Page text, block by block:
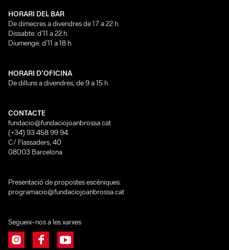
HORARI DEL BAR
De dimecres a divendres de 17 a 22 h.
Dissabte: d’11 a 22 h.
Diumenge: d’11 a 18 h.
HORARI D’OFICINA
De dilluns a divendres, de 9 a 15 h.
CONTACTE
fundacio@fundaciojoanbrossa.cat
(+34) 93 458 99 94
C/ Flassaders, 40
08003 Barcelona
Presentació de propostes escèniques:
programacio@fundaciojoanbrossa.cat
Segueix-nos a les xarxes